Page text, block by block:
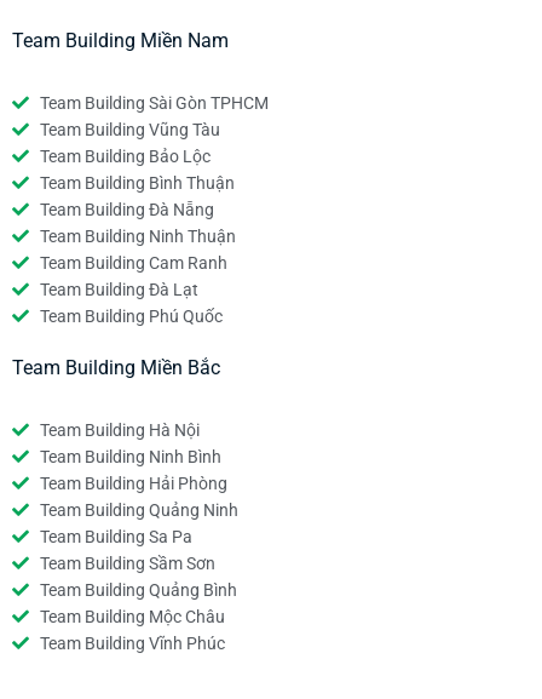
Team Building Miền Nam
Team Building Sài Gòn TPHCM
Team Building Vũng Tàu
Team Building Bảo Lộc
Team Building Bình Thuận
Team Building Đà Nẵng
Team Building Ninh Thuận
Team Building Cam Ranh
Team Building Đà Lạt
Team Building Phú Quốc
Team Building Miền Bắc
Team Building Hà Nội
Team Building Ninh Bình
Team Building Hải Phòng
Team Building Quảng Ninh
Team Building Sa Pa
Team Building Sầm Sơn
Team Building Quảng Bình
Team Building Mộc Châu
Team Building Vĩnh Phúc